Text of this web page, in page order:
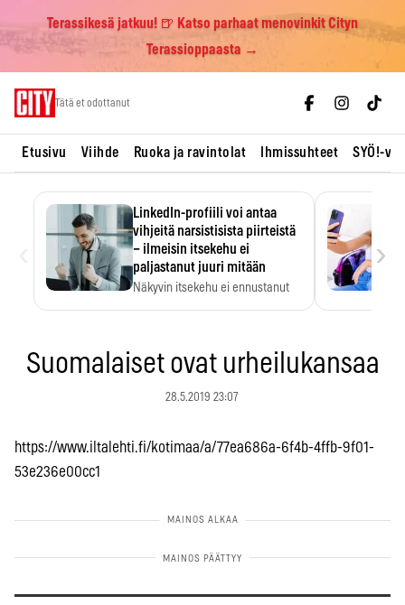
Terassikesä jatkuu! 🍺 Katso parhaat menovinkit Cityn
Terassioppaasta →
Tätä et odottanut
Etusivu Viihde Ruoka ja ravintolat Ihmissuhteet SYÖ!-
LinkedIn-profiili voi antaa
vihjeitä narsistisista piirteistä
– ilmeisin itsekehu ei
paljastanut juuri mitään
Näkyvin itsekehu ei ennustanut
›
Suomalaiset ovat urheilukansaa
28.5.2019 23:07
https://www.iltalehti.fi/kotimaa/a/77ea686a-6f4b-4ffb-9f01-
53e236e00cc1